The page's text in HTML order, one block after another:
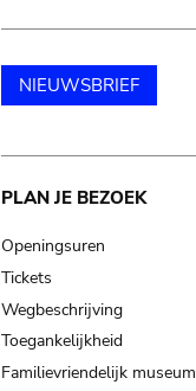
NIEUWSBRIEF
Main
navigation
PLAN JE BEZOEK
Openingsuren
Tickets
Wegbeschrijving
Toegankelijkheid
Familievriendelijk museum